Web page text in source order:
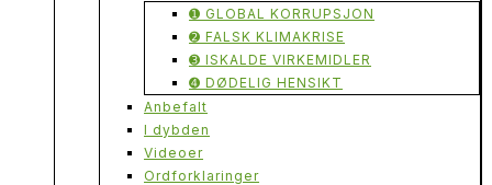
➊ GLOBAL KORRUPSJON
➋ FALSK KLIMAKRISE
➌ ISKALDE VIRKEMIDLER
➍ DØDELIG HENSIKT
Anbefalt
I dybden
Videoer
Ordforklaringer